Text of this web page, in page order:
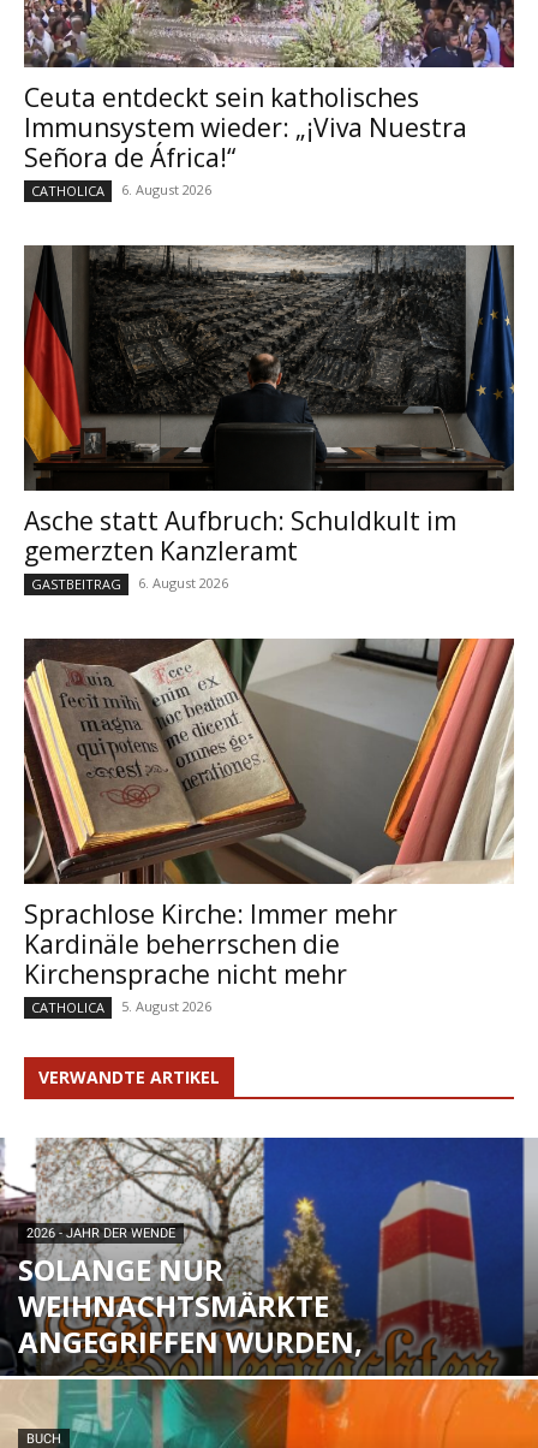
Ceuta entdeckt sein katholisches
Immunsystem wieder: „¡Viva Nuestra
Señora de África!“
CATHOLICA 6. August 2026
Asche statt Aufbruch: Schuldkult im
gemerzten Kanzleramt
GASTBEITRAG 6. August 2026
Sprachlose Kirche: Immer mehr
Kardinäle beherrschen die
Kirchensprache nicht mehr
CATHOLICA 5. August 2026
VERWANDTE ARTIKEL
2026 - JAHR DER WENDE
SOLANGE NUR
WEIHNACHTSMÄRKTE
ANGEGRIFFEN WURDEN,
BUCH